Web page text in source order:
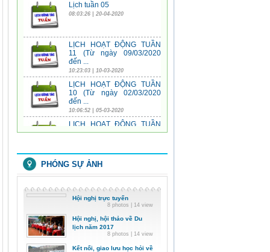
LỊCH HOẠT ĐỘNG TUẦN
11 (Từ ngày 09/03/2020
LỊCH HOẠT ĐỘNG TUẦN
10 (Từ ngày 02/03/2020
đến ...
10:06:52 | 05-03-2020
LỊCH HOẠT ĐỘNG TUẦN
09 (Từ ngày 24/02/2020
đến ...
09:25:31 | 27-02-2020
LỊCH HOẠT ĐỘNG TUẦN
08 (Từ ngày 17/02/2020
LỊCH HOẠT ĐỘNG TUẦN
10:33:39 | 04-02-2020
LỊCH HOẠT ĐỘNG TUẦN
đến ...
07:59:14 | 21-01-2020
LỊCH HOẠT ĐỘNG TUẦN
PHÓNG SỰ ẢNH
Hội nghị trực tuyến
8 photos | 14 view
Hội nghị, hội thảo về Du
lịch năm 2017
8 photos | 14 view
Kết nối, giao lưu học hỏi về